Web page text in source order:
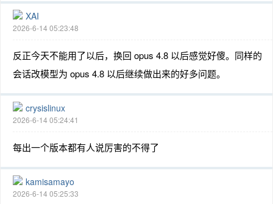
XAI
2026-6-14 05:23:48
反正今天不能用了以后，换回 opus 4.8 以后感觉好傻。同样的
会话改模型为 opus 4.8 以后继续做出来的好多问题。
crysislinux
2026-6-14 05:24:41
每出一个版本都有人说厉害的不得了
kamisamayo
2026-6-14 05:25:33